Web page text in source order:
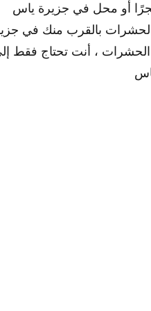
أو محل في جزيرة ياس
بالقرب منك في
، أنت تحتاج فقط